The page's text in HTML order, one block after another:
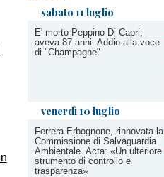
sabato 11 luglio
E' morto Peppino Di Capri,
aveva 87 anni. Addio alla voce
di "Champagne"
venerdì 10 luglio
Ferrera Erbognone, rinnovata la
Commissione di Salvaguardia
Ambientale. Acta: «Un ulteriore
strumento di controllo e
trasparenza»